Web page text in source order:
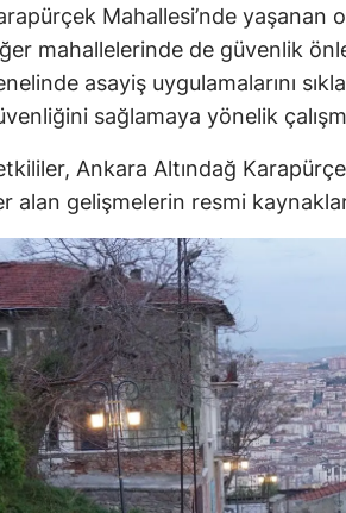
Mahallesi’nde yaşanan
mahallelerinde de güvenlik
asayiş uygulamalarını
sağlamaya yönelik
Ankara Altındağ
alan gelişmelerin resmi